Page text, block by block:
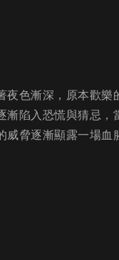
夜色漸深，原本歡樂
漸陷入恐慌與猜忌，
威脅逐漸顯露一場血